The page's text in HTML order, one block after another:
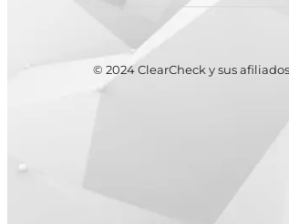
© 2024 ClearCheck y sus